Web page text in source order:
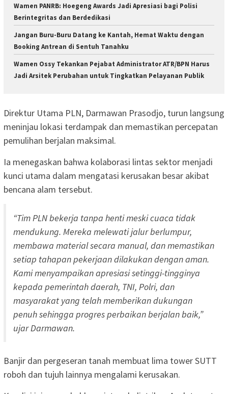
Wamen PANRB: Hoegeng Awards Jadi Apresiasi bagi Polisi
Berintegritas dan Berdedikasi
Jangan Buru-Buru Datang ke Kantah, Hemat Waktu dengan
Booking Antrean di Sentuh Tanahku
Wamen Ossy Tekankan Pejabat Administrator ATR/BPN Harus
Jadi Arsitek Perubahan untuk Tingkatkan Pelayanan Publik
Direktur Utama PLN, Darmawan Prasodjo, turun langsung
meninjau lokasi terdampak dan memastikan percepatan
pemulihan berjalan maksimal.
Ia menegaskan bahwa kolaborasi lintas sektor menjadi
kunci utama dalam mengatasi kerusakan besar akibat
bencana alam tersebut.
“Tim PLN bekerja tanpa henti meski cuaca tidak
mendukung. Mereka melewati jalur berlumpur,
membawa material secara manual, dan memastikan
setiap tahapan pekerjaan dilakukan dengan aman.
Kami menyampaikan apresiasi setinggi-tingginya
kepada pemerintah daerah, TNI, Polri, dan
masyarakat yang telah memberikan dukungan
penuh sehingga progres perbaikan berjalan baik,”
ujar Darmawan.
Banjir dan pergeseran tanah membuat lima tower SUTT
roboh dan tujuh lainnya mengalami kerusakan.